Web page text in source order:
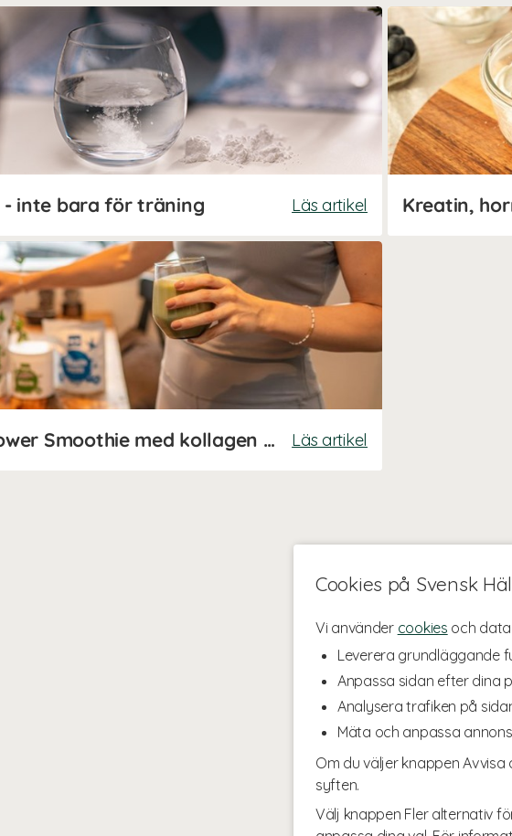
Cookies på Svensk
Vi använder cookies och
Leverera grundläggande
Anpassa sidan efter dina
Analysera trafiken på
Mäta och anpassa
Om du väljer knappen
syften.
Välj knappen Fler alternativ
- inte bara för träning Läs artikel Kreatin,
Grön Power Smoothie med kollagen och protein Läs artikel